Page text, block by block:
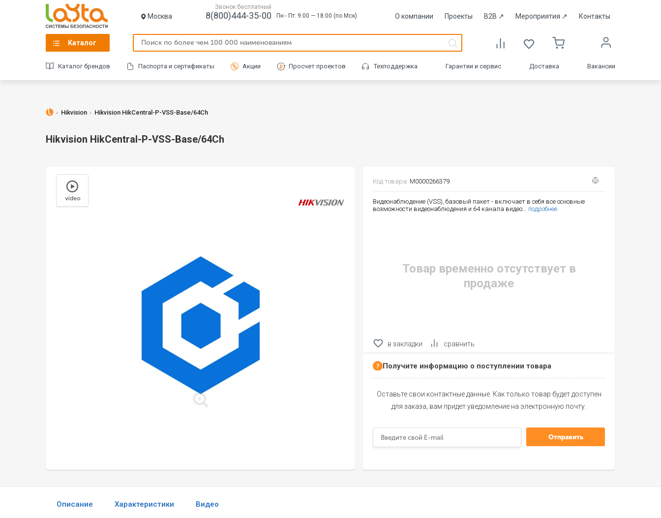
Москва
Звонок бесплатный
8(800)444-35-00 Пн - Пт: 9:00 — 18:00 (по Мск) О компании Проекты B2B ↗ Мероприятия ↗ Контакты
Каталог
Каталог брендов Паспорта и сертификаты Акции Просчет проектов Техподдержка Гарантии и сервис Доставка Вакансии
Hikvision Hikvision HikCentral-P-VSS-Base/64Ch
Hikvision HikCentral-P-VSS-Base/64Ch
Код товара: М0000266379
Видеонаблюдение (VSS), базовый пакет - включает в себя все основные
возможности видеонаблюдения и 64 канала видео... подробнее
Товар временно отсутствует в
продаже
в закладки сравнить
Получите информацию о поступлении товара
Оставьте свои контактные данные. Как только товар будет доступен
для заказа, вам придет уведомление на электронную почту.
Описание Характеристики Видео